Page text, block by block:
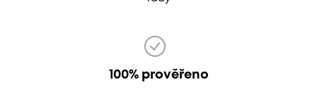
100% prověřeno